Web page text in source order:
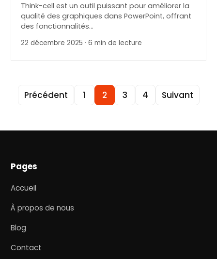
Think-cell est un outil puissant pour améliorer la
qualité des graphiques dans PowerPoint, offrant
des fonctionnalités…
22 décembre 2025 · 6 min de lecture
Précédent 1 2 3 4 Suivant
Pages
Accueil
À propos de nous
Blog
Contact